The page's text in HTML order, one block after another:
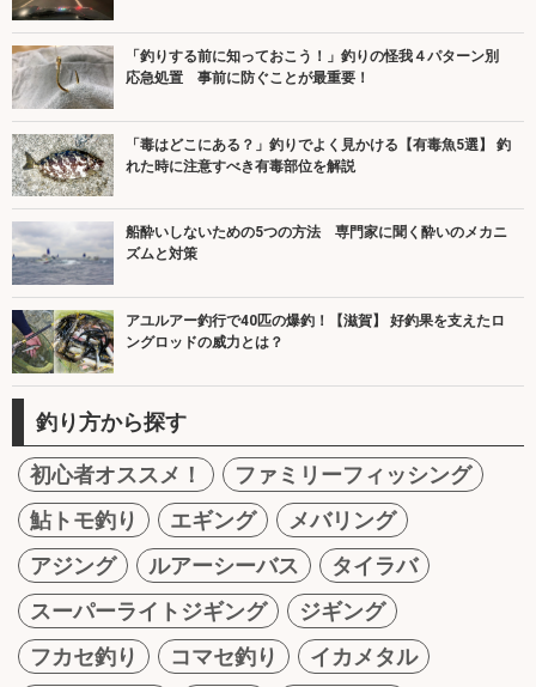
「釣りする前に知っておこう！」釣りの怪我４パターン別
応急処置 事前に防ぐことが最重要！
「毒はどこにある？」釣りでよく見かける【有毒魚5選】 釣
れた時に注意すべき有毒部位を解説
船酔いしないための5つの方法 専門家に聞く酔いのメカニ
ズムと対策
アユルアー釣行で40匹の爆釣！【滋賀】 好釣果を支えたロ
ングロッドの威力とは？
釣り方から探す
初心者オススメ！
ファミリーフィッシング
鮎トモ釣り
エギング
メバリング
アジング
ルアーシーバス
タイラバ
スーパーライトジギング
ジギング
フカセ釣り
コマセ釣り
イカメタル